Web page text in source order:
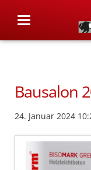
Bausalon
24. Januar 2024